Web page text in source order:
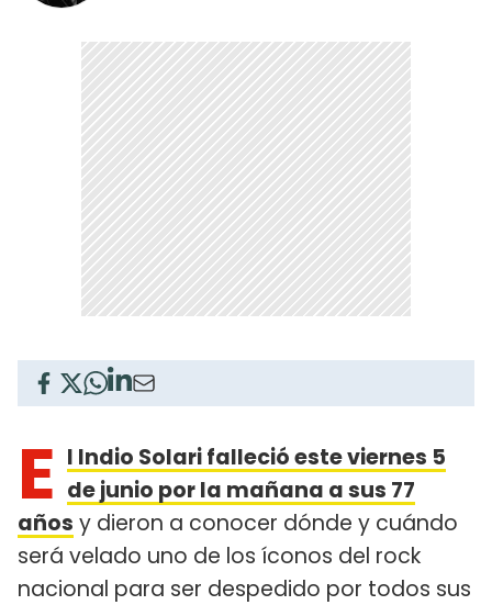
E l Indio Solari falleció este viernes 5
de junio por la mañana a sus 77
años y dieron a conocer dónde y cuándo
será velado uno de los íconos del rock
nacional para ser despedido por todos sus